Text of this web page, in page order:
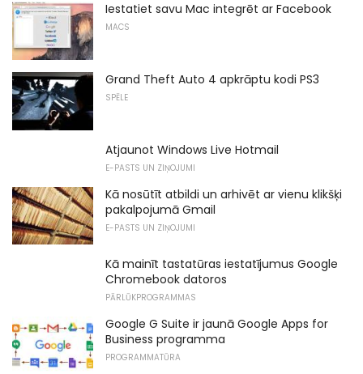
Iestatiet savu Mac integrēt ar Facebook
MACS
Grand Theft Auto 4 apkrāptu kodi PS3
SPĒLE
Atjaunot Windows Live Hotmail
E-PASTS UN ZIŅOJUMI
Kā nosūtīt atbildi un arhivēt ar vienu klikšķi
pakalpojumā Gmail
E-PASTS UN ZIŅOJUMI
Kā mainīt tastatūras iestatījumus Google
Chromebook datoros
PĀRLŪKPROGRAMMAS
Google G Suite ir jaunā Google Apps for
Business programma
PROGRAMMATŪRA